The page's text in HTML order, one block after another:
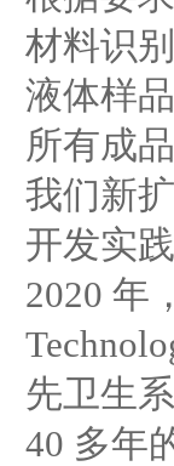
材料识
液体样
所有成
我们新
开发实
2020 年
先卫生
40 多年